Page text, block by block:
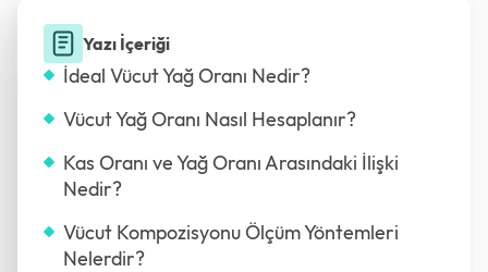
Yazı İçeriği
İdeal Vücut Yağ Oranı Nedir?
Vücut Yağ Oranı Nasıl Hesaplanır?
Kas Oranı ve Yağ Oranı Arasındaki İlişki
Nedir?
Vücut Kompozisyonu Ölçüm Yöntemleri
Nelerdir?